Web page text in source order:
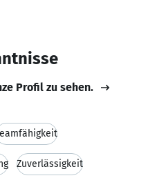
Profil zu sehen.
Zuverlässigkeit